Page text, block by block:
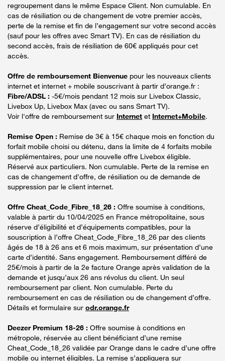
regroupement dans le même Espace Client. Non cumulable. En
cas de résiliation ou de changement de votre premier accès,
perte de la remise et fin de l’engagement sur votre second accès
(sauf pour les offres avec Smart TV). En cas de résiliation du
second accès, frais de résiliation de 60€ appliqués pour cet
accès.
Offre de remboursement Bienvenue pour les nouveaux clients
internet et internet + mobile souscrivant à partir d’orange.fr :
Fibre/ADSL : -5€/mois pendant 12 mois sur Livebox Classic,
Livebox Up, Livebox Max (avec ou sans Smart TV).
Voir l'offre de remboursement sur Internet et Internet+Mobile.
Remise Open : Remise de 3€ à 15€ chaque mois en fonction du
forfait mobile choisi ou détenu, dans la limite de 4 forfaits mobile
supplémentaires, pour une nouvelle offre Livebox éligible.
Réservé aux particuliers. Non cumulable. Perte de la remise en
cas de changement d'offre, de résiliation ou de demande de
suppression par le client internet.
Offre Cheat_Code_Fibre_18_26 : Offre soumise à conditions,
valable à partir du 10/04/2025 en France métropolitaine, sous
réserve d’éligibilité et d’équipements compatibles, pour la
souscription à l’offre Cheat_Code_Fibre_18_26 par des clients
âgés de 18 à 26 ans et 6 mois maximum, sur présentation d’une
carte d’identité. Sans engagement. Remboursement différé de
25€/mois à partir de la 2e facture Orange après validation de la
demande et jusqu’aux 26 ans révolus du client. Un seul
remboursement par client. Non cumulable. Perte du
remboursement en cas de résiliation ou de changement d’offre.
Détails et formulaire sur odr.orange.fr
Deezer Premium 18-26 : Offre soumise à conditions en
métropole, réservée au client bénéficiant d’une remise
Cheat_Code_18_26 validée par Orange dans le cadre d’une offre
mobile ou internet éligibles. La remise s’appliquera sur